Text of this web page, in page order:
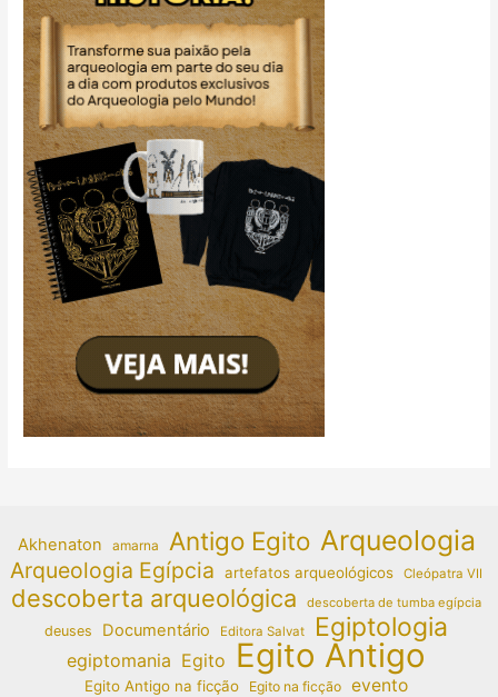
Akhenaton amarna Antigo Egito Arqueologia
Arqueologia Egípcia artefatos arqueológicos Cleópatra VII
descoberta arqueológica descoberta de tumba egípcia
deuses Documentário Editora Salvat Egiptologia
egiptomania Egito Egito Antigo
Egito Antigo na ficção Egito na ficção evento